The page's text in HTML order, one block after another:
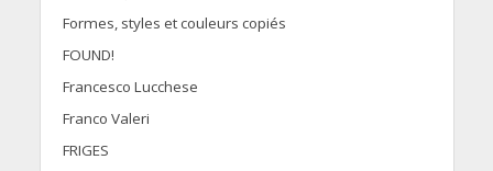
Formes, styles et couleurs copiés
FOUND!
Francesco Lucchese
Franco Valeri
FRIGES